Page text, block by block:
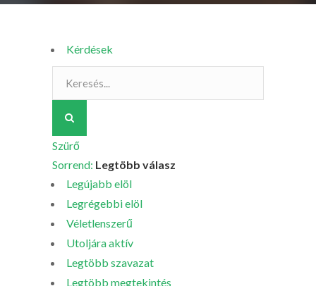
Kérdések
Szürő
Sorrend: Legtöbb válasz
Legújabb elöl
Legrégebbi elöl
Véletlenszerű
Utoljára aktív
Legtöbb szavazat
Legtöbb megtekintés